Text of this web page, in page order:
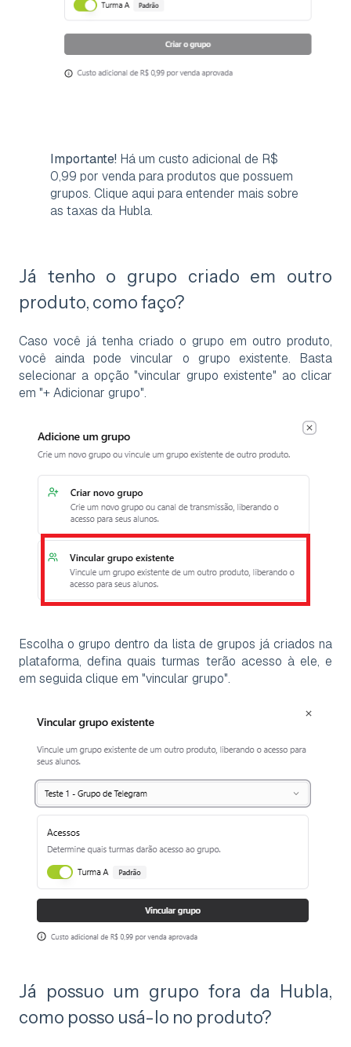
Importante! Há um custo adicional de R$
0,99 por venda para produtos que possuem
grupos. Clique aqui para entender mais sobre
as taxas da Hubla.
Já tenho o grupo criado em outro
produto, como faço?
Caso você já tenha criado o grupo em outro produto,
você ainda pode vincular o grupo existente. Basta
selecionar a opção "vincular grupo existente" ao clicar
em "+ Adicionar grupo".
Escolha o grupo dentro da lista de grupos já criados na
plataforma, defina quais turmas terão acesso à ele, e
em seguida clique em "vincular grupo".
Já possuo um grupo fora da Hubla,
como posso usá-lo no produto?